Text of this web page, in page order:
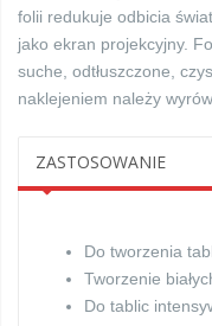
folii redukuje odbicia
jako ekran projekcyjny.
suche, odtłuszczone,
naklejeniem należy
ZASTOSOWANIE
Do tworzenia
Tworzenie
Do tablic